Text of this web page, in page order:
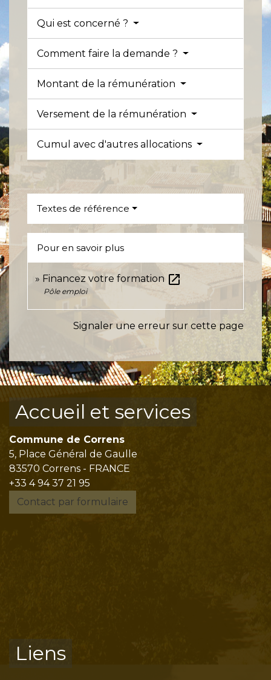
Qui est concerné ?
Comment faire la demande ?
Montant de la rémunération
Versement de la rémunération
Cumul avec d'autres allocations
Textes de référence
Pour en savoir plus
Financez votre formation open_in_new
Pôle emploi
Signaler une erreur sur cette page
Accueil et services
Commune de Correns
5, Place Général de Gaulle
83570 Correns - FRANCE
+33 4 94 37 21 95
Contact par formulaire
Liens